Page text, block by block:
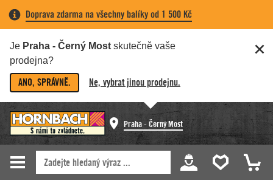
Doprava zdarma na všechny balíky od 1 500 Kč
Je Praha - Černý Most skutečně vaše
prodejna?
ANO, SPRÁVNĚ. Ne, vybrat jinou prodejnu.
Praha - Černý Most